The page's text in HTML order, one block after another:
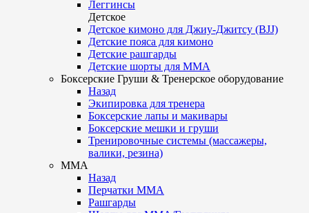
Леггинсы
Детское
Детское кимоно для Джиу-Джитсу (BJJ)
Детские пояса для кимоно
Детские рашгарды
Детские шорты для ММА
Боксерские Груши & Тренерское оборудование
Назад
Экипировка для тренера
Боксерские лапы и макивары
Боксерские мешки и груши
Тренировочные системы (массажеры,
валики, резина)
ММА
Назад
Перчатки ММА
Рашгарды